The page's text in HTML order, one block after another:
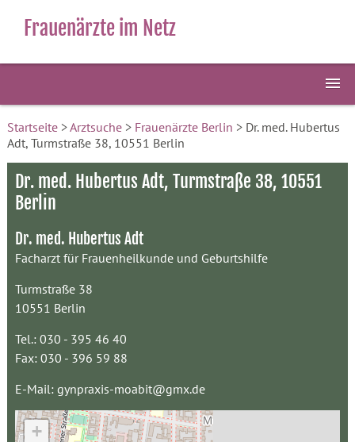
Frauenärzte im Netz
Startseite>Arztsuche> Frauenärzte Berlin > Dr. med. Hubertus
Adt, Turmstraße 38, 10551 Berlin
Dr. med. Hubertus Adt, Turmstraße 38, 10551
Berlin
Dr. med. Hubertus Adt
Facharzt für Frauenheilkunde und Geburtshilfe
Turmstraße 38
10551 Berlin
Tel.: 030 - 395 46 40
Fax: 030 - 396 59 88
E-Mail: gynpraxis-moabit@gmx.de
+